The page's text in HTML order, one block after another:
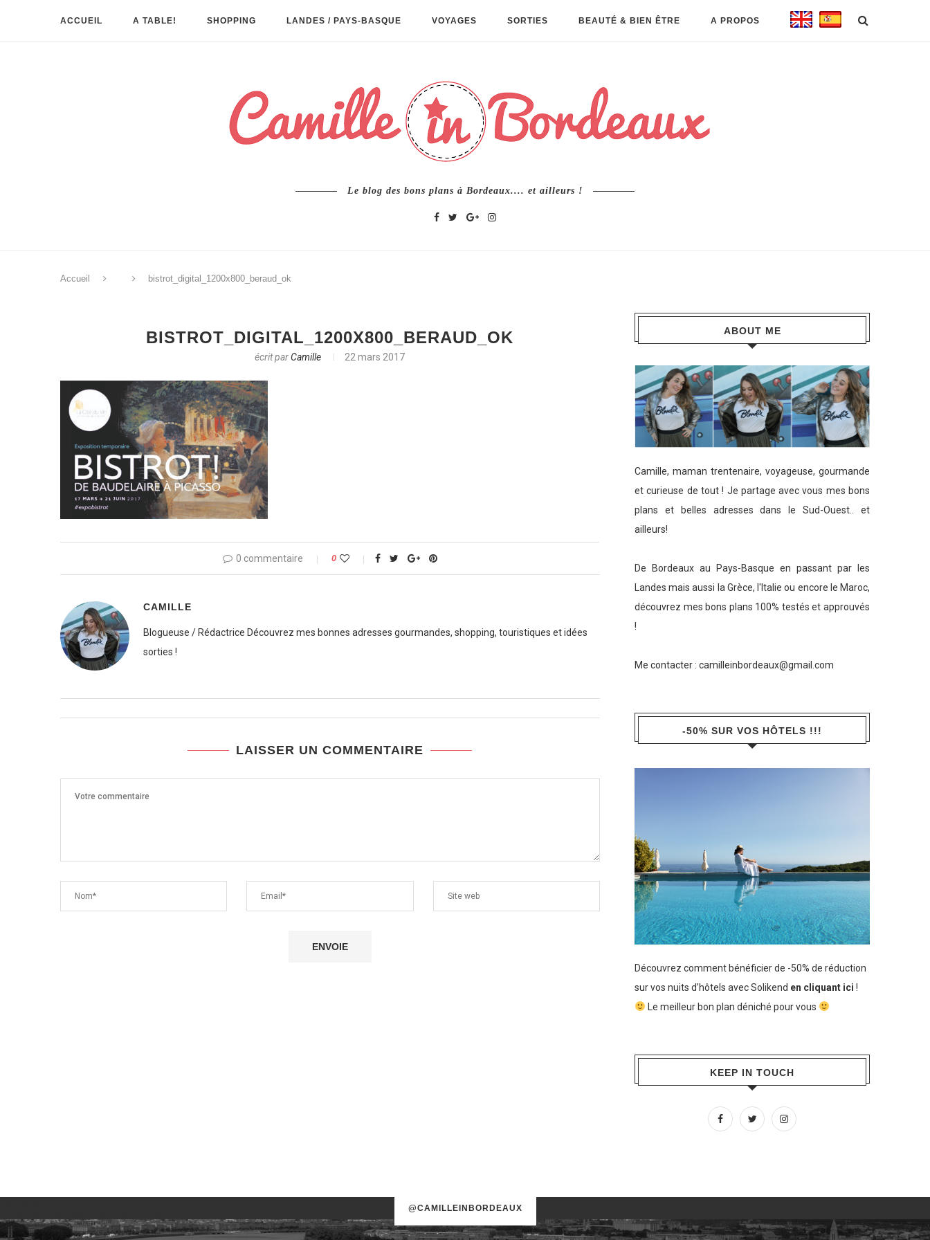
ACCUEIL A TABLE! SHOPPING LANDES / PAYS-BASQUE VOYAGES SORTIES BEAUTÉ & BIEN ÊTRE A PROPOS
Le blog des bons plans à Bordeaux.... et ailleurs !
Accueil bistrot_digital_1200x800_beraud_ok
BISTROT_DIGITAL_1200X800_BERAUD_OK
écrit parCamille 22 mars 2017
0 commentaire 0
CAMILLE
Blogueuse / Rédactrice Découvrez mes bonnes adresses gourmandes, shopping, touristiques et idées
sorties !
LAISSER UN COMMENTAIRE
ABOUT ME
Camille, maman trentenaire, voyageuse, gourmande
et curieuse de tout ! Je partage avec vous mes bons
plans et belles adresses dans le Sud-Ouest.. et
ailleurs!
De Bordeaux au Pays-Basque en passant par les
Landes mais aussi la Grèce, l'Italie ou encore le Maroc,
découvrez mes bons plans 100% testés et approuvés
!
Me contacter : camilleinbordeaux@gmail.com
-50% SUR VOS HÔTELS !!!
Découvrez comment bénéficier de -50% de réduction
sur vos nuits d’hôtels avec Solikend en cliquant ici !
Le meilleur bon plan déniché pour vous
KEEP IN TOUCH
@CAMILLEINBORDEAUX